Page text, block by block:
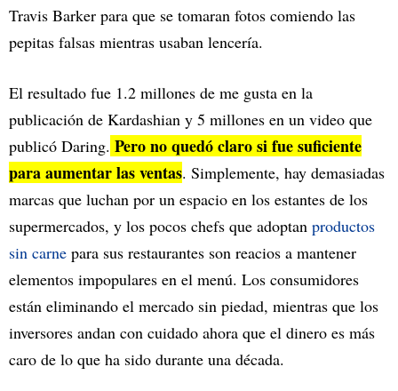
Travis Barker para que se tomaran fotos comiendo las
pepitas falsas mientras usaban lencería.
El resultado fue 1.2 millones de me gusta en la
publicación de Kardashian y 5 millones en un video que
publicó Daring. Pero no quedó claro si fue suficiente
para aumentar las ventas. Simplemente, hay demasiadas
marcas que luchan por un espacio en los estantes de los
supermercados, y los pocos chefs que adoptan productos
sin carne para sus restaurantes son reacios a mantener
elementos impopulares en el menú. Los consumidores
están eliminando el mercado sin piedad, mientras que los
inversores andan con cuidado ahora que el dinero es más
caro de lo que ha sido durante una década.